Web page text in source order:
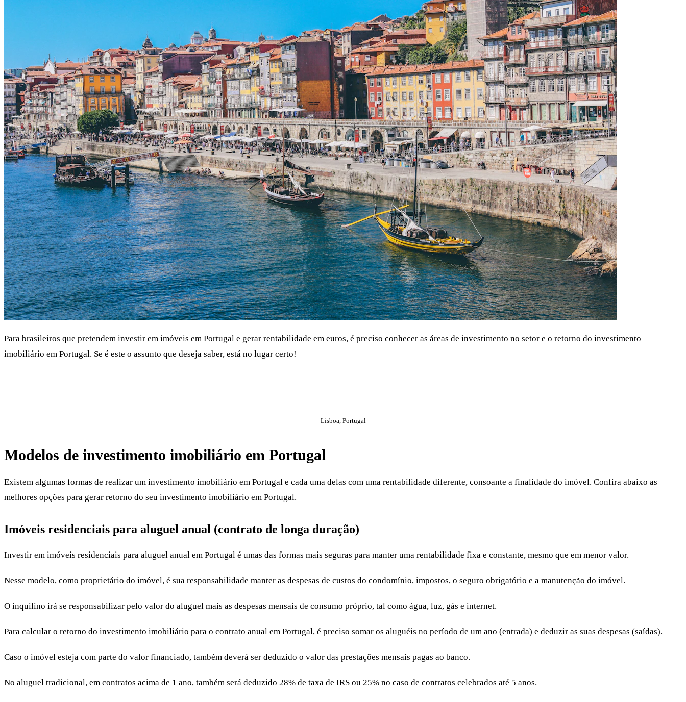
Para brasileiros que pretendem investir em imóveis em Portugal e gerar rentabilidade em euros, é preciso conhecer as áreas de investimento no setor e o retorno do investimento
imobiliário em Portugal. Se é este o assunto que deseja saber, está no lugar certo!
Lisboa, Portugal
Modelos de investimento imobiliário em Portugal
Existem algumas formas de realizar um investimento imobiliário em Portugal e cada uma delas com uma rentabilidade diferente, consoante a finalidade do imóvel. Confira abaixo as
melhores opções para gerar retorno do seu investimento imobiliário em Portugal.
Imóveis residenciais para aluguel anual (contrato de longa duração)
Investir em imóveis residenciais para aluguel anual em Portugal é umas das formas mais seguras para manter uma rentabilidade fixa e constante, mesmo que em menor valor.
Nesse modelo, como proprietário do imóvel, é sua responsabilidade manter as despesas de custos do condomínio, impostos, o seguro obrigatório e a manutenção do imóvel.
O inquilino irá se responsabilizar pelo valor do aluguel mais as despesas mensais de consumo próprio, tal como água, luz, gás e internet.
Para calcular o retorno do investimento imobiliário para o contrato anual em Portugal, é preciso somar os aluguéis no período de um ano (entrada) e deduzir as suas despesas (saídas).
Caso o imóvel esteja com parte do valor financiado, também deverá ser deduzido o valor das prestações mensais pagas ao banco.
No aluguel tradicional, em contratos acima de 1 ano, também será deduzido 28% de taxa de IRS ou 25% no caso de contratos celebrados até 5 anos.